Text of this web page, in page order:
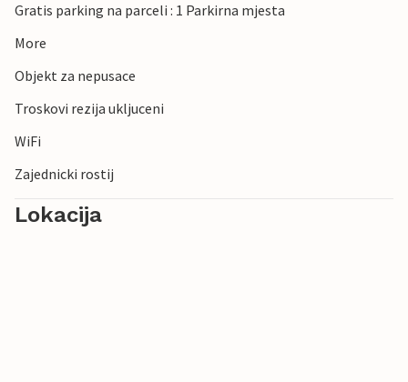
Gratis parking na parceli : 1 Parkirna mjesta
More
Objekt za nepusace
Troskovi rezija ukljuceni
WiFi
Zajednicki rostij
Lokacija